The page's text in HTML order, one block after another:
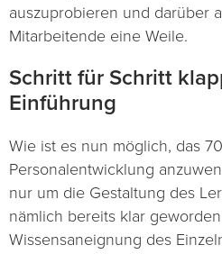
auszuprobieren und darüber
Mitarbeitende eine Weile.
Schritt für Schritt
Einführung
Wie ist es nun möglich, das
Personalentwicklung
nur um die Gestaltung des
nämlich bereits klar
Wissensaneignung des